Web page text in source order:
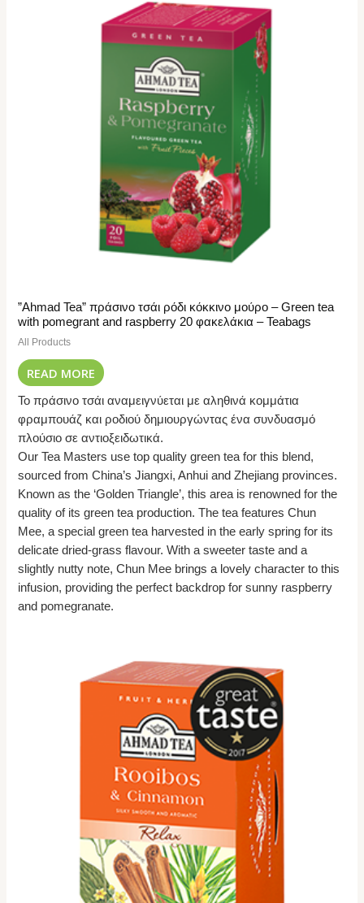
”Ahmad Tea” πράσινο τσάι ρόδι κόκκινο μούρο – Green tea
with pomegrant and raspberry 20 φακελάκια – Teabags
All Products
READ MORE
Το πράσινο τσάι αναμειγνύεται με αληθινά κομμάτια
φραμπουάζ και ροδιού δημιουργώντας ένα συνδυασμό
πλούσιο σε αντιοξειδωτικά.
Our Tea Masters use top quality green tea for this blend,
sourced from China’s Jiangxi, Anhui and Zhejiang provinces.
Known as the ‘Golden Triangle’, this area is renowned for the
quality of its green tea production. The tea features Chun
Mee, a special green tea harvested in the early spring for its
delicate dried-grass flavour. With a sweeter taste and a
slightly nutty note, Chun Mee brings a lovely character to this
infusion, providing the perfect backdrop for sunny raspberry
and pomegranate.